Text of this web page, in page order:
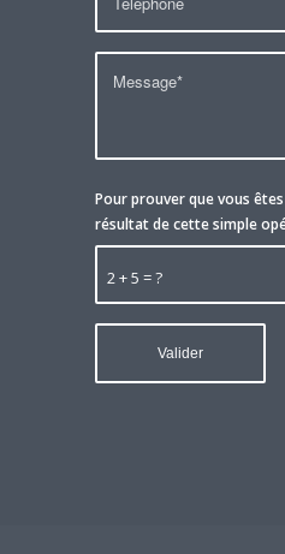
2 + 5 = ?
Pour prouver que vous
résultat de cette simple